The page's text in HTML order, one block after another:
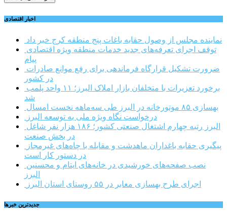
اخبار اقتصادی
نماینده مجلس از وصول حقابه باغات پنج منطقه کرج خبر داد
پیام
در کشور
شد
بهسازی ۸۵ موتورخانه در البرز طی سه‌ماهه نخست امسال
درخواست نگاه ویژه ملی به توسعه البرز
در بخش صنعت
در دستور کار است
البرز
اجرای طرح بهسازی معابر در ۵۵ روستای استان البرز
جديدترين خبرها